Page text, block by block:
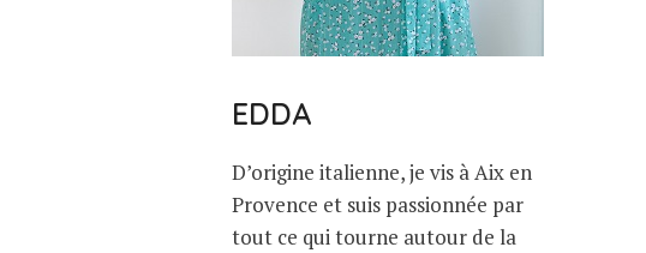
EDDA
D’origine italienne, je vis à Aix en
Provence et suis passionnée par
tout ce qui tourne autour de la